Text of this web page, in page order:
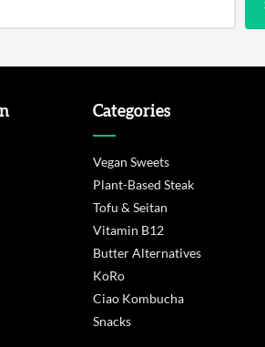
Categories
Vegan Sweets
Plant-Based Steak
Tofu & Seitan
Vitamin B12
Butter Alternatives
KoRo
Ciao Kombucha
Snacks